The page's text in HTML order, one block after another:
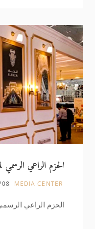
الحزم الراعي الرسمي
MEDIA CENTER
08
الحزم الراعي الرسمي